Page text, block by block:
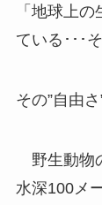
「地球上
ている･･･
その”自由
野生動物
水深100メ